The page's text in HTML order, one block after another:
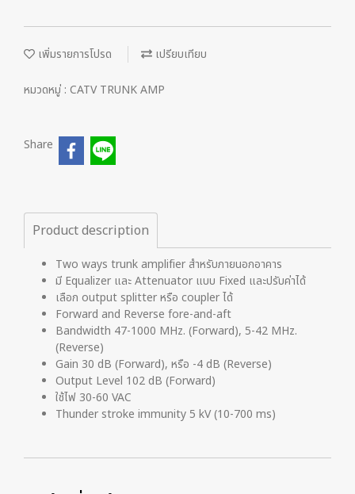
เพิ่มรายการโปรด เปรียบเทียบ
หมวดหมู่ : CATV TRUNK AMP
Share
Product description
Two ways trunk amplifier สำหรับภายนอกอาคาร
มี Equalizer และ Attenuator แบบ Fixed และปรับค่าได้
เลือก output splitter หรือ coupler ได้
Forward and Reverse fore-and-aft
Bandwidth 47-1000 MHz. (Forward), 5-42 MHz.
(Reverse)
Gain 30 dB (Forward), หรือ -4 dB (Reverse)
Output Level 102 dB (Forward)
ใช้ไฟ 30-60 VAC
Thunder stroke immunity 5 kV (10-700 ms)